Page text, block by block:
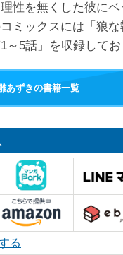
性を無くした彼に
ミックスには「狼な
～5話」を収録して
あずきの書籍一覧
る